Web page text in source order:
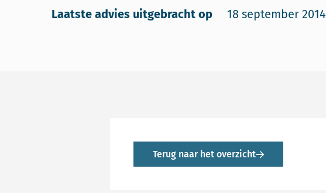
Laatste advies uitgebracht op 18 september 2014
Terug naar het overzicht